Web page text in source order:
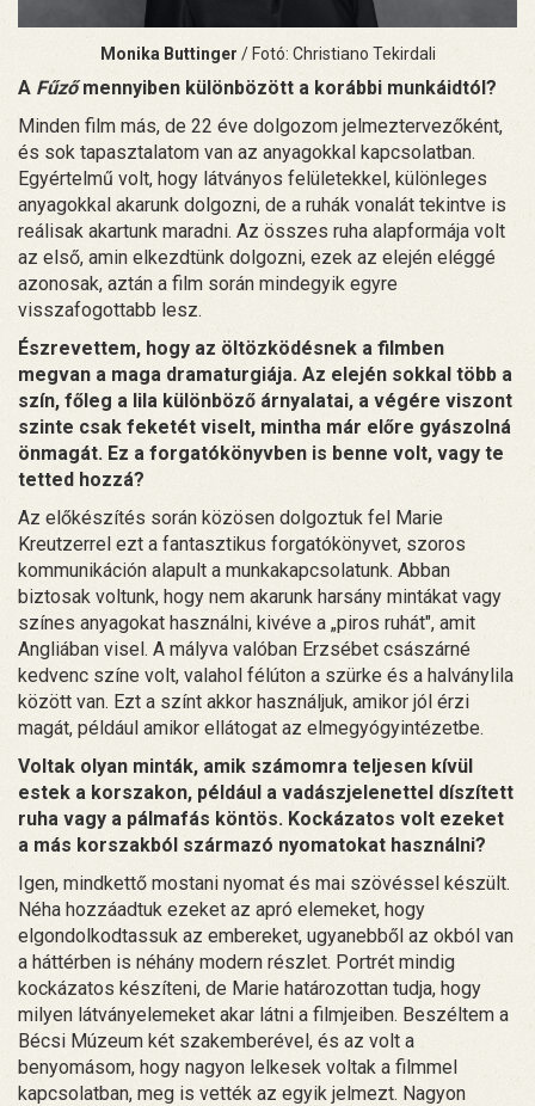
Monika Buttinger / Fotó: Christiano Tekirdali
A Fűzőmennyiben különbözött a korábbi munkáidtól?
Minden film más, de 22 éve dolgozom jelmeztervezőként,
és sok tapasztalatom van az anyagokkal kapcsolatban.
Egyértelmű volt, hogy látványos felületekkel, különleges
anyagokkal akarunk dolgozni, de a ruhák vonalát tekintve is
reálisak akartunk maradni. Az összes ruha alapformája volt
az első, amin elkezdtünk dolgozni, ezek az elején eléggé
azonosak, aztán a film során mindegyik egyre
visszafogottabb lesz.
Észrevettem, hogy az öltözködésnek a filmben
megvan a maga dramaturgiája. Az elején sokkal több a
szín, főleg a lila különböző árnyalatai, a végére viszont
szinte csak feketét viselt, mintha már előre gyászolná
önmagát. Ez a forgatókönyvben is benne volt, vagy te
tetted hozzá?
Az előkészítés során közösen dolgoztuk fel Marie
Kreutzerrel ezt a fantasztikus forgatókönyvet, szoros
kommunikáción alapult a munkakapcsolatunk. Abban
biztosak voltunk, hogy nem akarunk harsány mintákat vagy
színes anyagokat használni, kivéve a „piros ruhát", amit
Angliában visel. A mályva valóban Erzsébet császárné
kedvenc színe volt, valahol félúton a szürke és a halványlila
között van. Ezt a színt akkor használjuk, amikor jól érzi
magát, például amikor ellátogat az elmegyógyintézetbe.
Voltak olyan minták, amik számomra teljesen kívül
estek a korszakon, például a vadászjelenettel díszített
ruha vagy a pálmafás köntös. Kockázatos volt ezeket
a más korszakból származó nyomatokat használni?
Igen, mindkettő mostani nyomat és mai szövéssel készült.
Néha hozzáadtuk ezeket az apró elemeket, hogy
elgondolkodtassuk az embereket, ugyanebből az okból van
a háttérben is néhány modern részlet. Portrét mindig
kockázatos készíteni, de Marie határozottan tudja, hogy
milyen látványelemeket akar látni a filmjeiben. Beszéltem a
Bécsi Múzeum két szakemberével, és az volt a
benyomásom, hogy nagyon lelkesek voltak a filmmel
kapcsolatban, meg is vették az egyik jelmezt. Nagyon